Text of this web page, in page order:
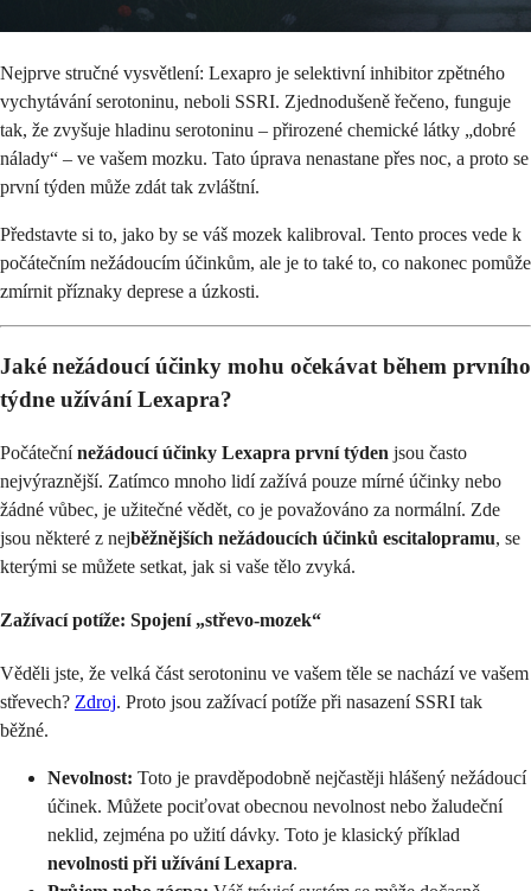
Nejprve stručné vysvětlení: Lexapro je selektivní inhibitor zpětného
vychytávání serotoninu, neboli SSRI. Zjednodušeně řečeno, funguje
tak, že zvyšuje hladinu serotoninu – přirozené chemické látky „dobré
nálady“ – ve vašem mozku. Tato úprava nenastane přes noc, a proto se
první týden může zdát tak zvláštní.
Představte si to, jako by se váš mozek kalibroval. Tento proces vede k
počátečním nežádoucím účinkům, ale je to také to, co nakonec pomůže
zmírnit příznaky deprese a úzkosti.
Jaké nežádoucí účinky mohu očekávat během prvního
týdne užívání Lexapra?
Počátečnínežádoucí účinky Lexapra první týden jsou často
nejvýraznější. Zatímco mnoho lidí zažívá pouze mírné účinky nebo
žádné vůbec, je užitečné vědět, co je považováno za normální. Zde
jsou některé z nejběžnějších nežádoucích účinků escitalopramu, se
kterými se můžete setkat, jak si vaše tělo zvyká.
Zažívací potíže: Spojení „střevo-mozek“
Věděli jste, že velká část serotoninu ve vašem těle se nachází ve vašem
střevech? Zdroj. Proto jsou zažívací potíže při nasazení SSRI tak
běžné.
Nevolnost: Toto je pravděpodobně nejčastěji hlášený nežádoucí
účinek. Můžete pociťovat obecnou nevolnost nebo žaludeční
neklid, zejména po užití dávky. Toto je klasický příklad
nevolnosti při užívání Lexapra.